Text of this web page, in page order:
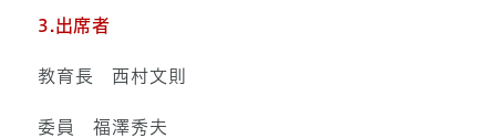
3.出席者
教育長 西村文則
委員 福澤秀夫